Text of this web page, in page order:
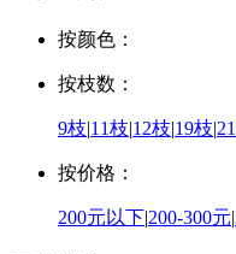
按颜色：
按枝数：
9枝|11枝|12枝|19枝|
按价格：
200元以下|200-300元|